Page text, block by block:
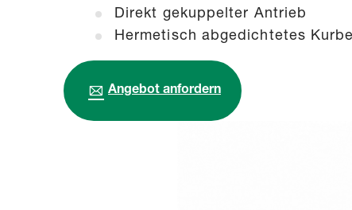
Direkt gekuppelter Antrieb
Hermetisch abgedichtetes
Angebot anfordern